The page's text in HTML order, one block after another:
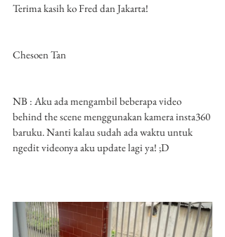
Terima kasih ko Fred dan Jakarta!
Chesoen Tan
NB : Aku ada mengambil beberapa video
behind the scene menggunakan kamera insta360
baruku. Nanti kalau sudah ada waktu untuk
ngedit videonya aku update lagi ya! ;D